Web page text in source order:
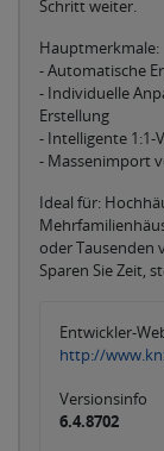
Schritt weiter.
Hauptmerkmale:
- Automatische
- Individuelle
Erstellung
- Intelligente
- Massenimport
Ideal für:
oder Tausenden
Sparen Sie Zeit,
Entwickler-
http://
Versionsinfo
6.4.8702